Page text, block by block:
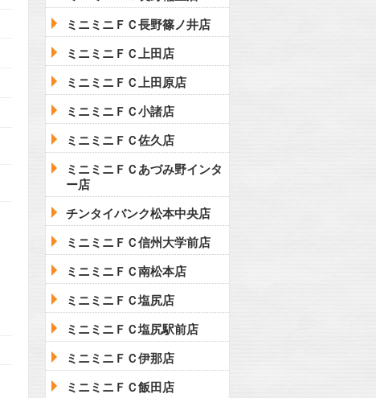
ミニミニＦＣ長野篠ノ井店
ミニミニＦＣ上田店
ミニミニＦＣ上田原店
ミニミニＦＣ小諸店
ミニミニＦＣ佐久店
ミニミニＦＣあづみ野インタ
ー店
チンタイバンク松本中央店
ミニミニＦＣ信州大学前店
ミニミニＦＣ南松本店
ミニミニＦＣ塩尻店
ミニミニＦＣ塩尻駅前店
ミニミニＦＣ伊那店
ミニミニＦＣ飯田店